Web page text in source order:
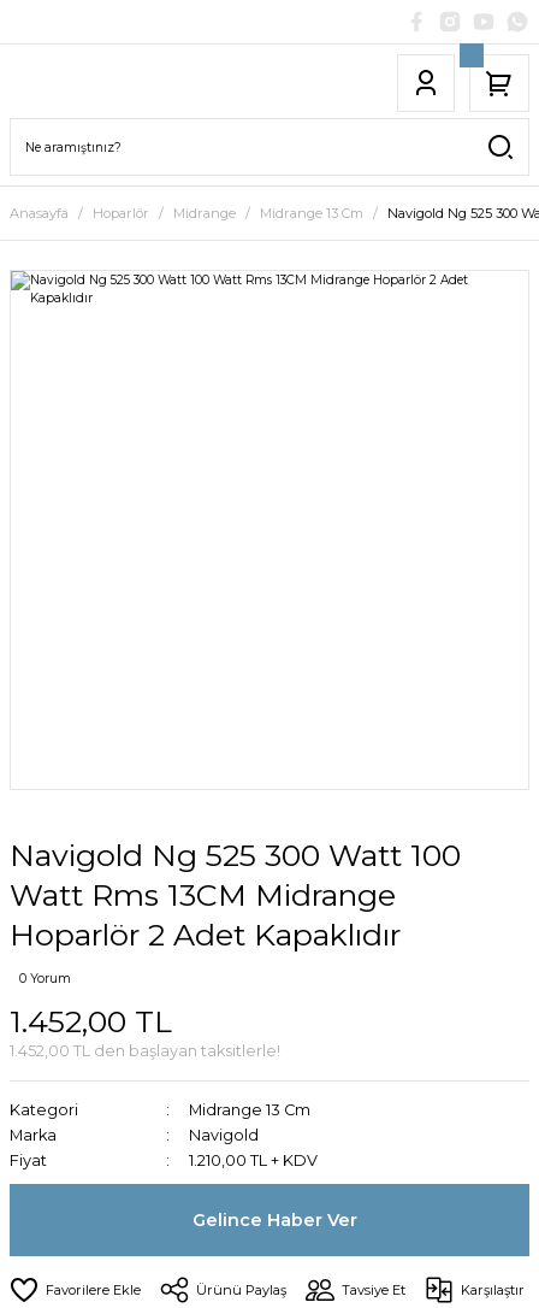
Anasayfa Hoparlör Midrange Midrange 13 Cm Navigold Ng 525 300
Navigold Ng 525 300 Watt 100
Watt Rms 13CM Midrange
Hoparlör 2 Adet Kapaklıdır
0 Yorum
1.452,00 TL
1.452,00 TL den başlayan taksitlerle!
Kategori
Midrange 13 Cm
Marka
Navigold
Fiyat
1.210,00 TL + KDV
Gelince Haber Ver
Ürünü Paylaş Tavsiye Et Karşılaştır